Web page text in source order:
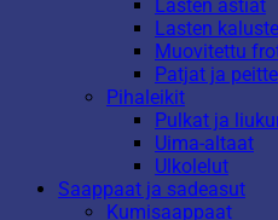
Lasten astiat
Lasten
Muovitettu
Patjat ja
Pihaleikit
Pulkat ja
Uima-altaat
Ulkolelut
Saappaat ja sadeasut
Kumisaappaat